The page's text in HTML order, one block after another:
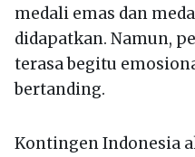
medali emas dan
didapatkan. Namun,
terasa begitu
bertanding.
Kontingen Indonesia